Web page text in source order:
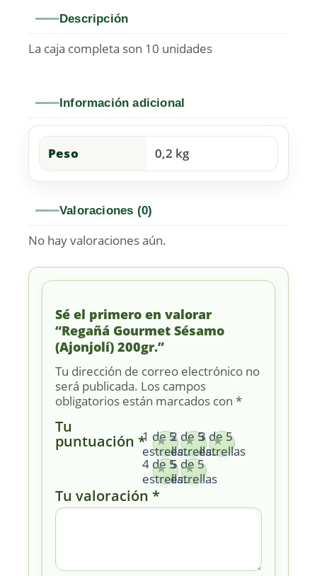
Descripción
La caja completa son 10 unidades
Información adicional
Peso 0,2 kg
Valoraciones (0)
No hay valoraciones aún.
Sé el primero en valorar
“Regañá Gourmet Sésamo
(Ajonjolí) 200gr.”
Tu dirección de correo electrónico no
será publicada. Los campos
obligatorios están marcados con *
Tu
puntuación *1 de 5
estrellas
2 de 5
estrellas
3 de 5
estrellas
4 de 5
estrellas
5 de 5
estrellas
Tu valoración *